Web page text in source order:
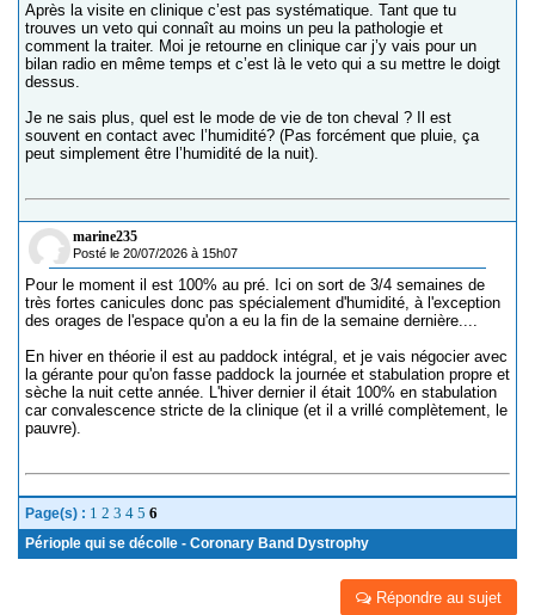
Après la visite en clinique c’est pas systématique. Tant que tu
trouves un veto qui connaît au moins un peu la pathologie et
comment la traiter. Moi je retourne en clinique car j’y vais pour un
bilan radio en même temps et c’est là le veto qui a su mettre le doigt
dessus.
Je ne sais plus, quel est le mode de vie de ton cheval ? Il est
souvent en contact avec l’humidité? (Pas forcément que pluie, ça
peut simplement être l’humidité de la nuit).
marine235
Posté le 20/07/2026 à 15h07
Pour le moment il est 100% au pré. Ici on sort de 3/4 semaines de
très fortes canicules donc pas spécialement d'humidité, à l'exception
des orages de l'espace qu'on a eu la fin de la semaine dernière....
En hiver en théorie il est au paddock intégral, et je vais négocier avec
la gérante pour qu'on fasse paddock la journée et stabulation propre et
sèche la nuit cette année. L'hiver dernier il était 100% en stabulation
car convalescence stricte de la clinique (et il a vrillé complètement, le
pauvre).
Page(s) : 1 2 3 4 5 6
Périople qui se décolle - Coronary Band Dystrophy
Répondre au sujet